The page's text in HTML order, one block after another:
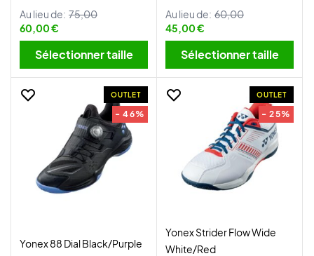
Au lieu de: 75,00
60,00 €
Sélectionner taille
Au lieu de: 60,00
45,00 €
Sélectionner taille
OUTLET
- 46%
Yonex 88 Dial Black/Purple
OUTLET
- 25%
Yonex Strider Flow Wide
White/Red